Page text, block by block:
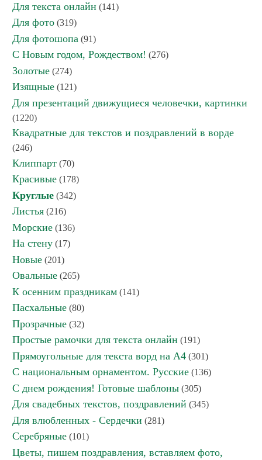
Для текста онлайн (141)
Для фото (319)
Для фотошопа (91)
С Новым годом, Рождеством! (276)
Золотые (274)
Изящные (121)
Для презентаций движущиеся человечки, картинки
(1220)
Квадратные для текстов и поздравлений в ворде
(246)
Клиппарт (70)
Красивые (178)
Круглые (342)
Листья (216)
Морские (136)
На стену (17)
Новые (201)
Овальные (265)
К осенним праздникам (141)
Пасхальные (80)
Прозрачные (32)
Простые рамочки для текста онлайн (191)
Прямоугольные для текста ворд на А4 (301)
С национальным орнаментом. Русские (136)
С днем рождения! Готовые шаблоны (305)
Для свадебных текстов, поздравлений (345)
Для влюбленных - Сердечки (281)
Серебряные (101)
Цветы, пишем поздравления, вставляем фото,